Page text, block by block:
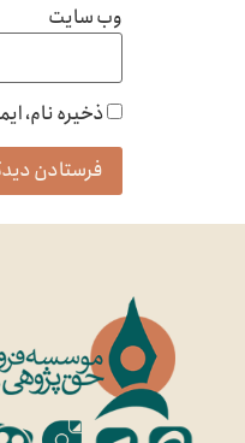
وب‌ سایت
ذخیره نام،